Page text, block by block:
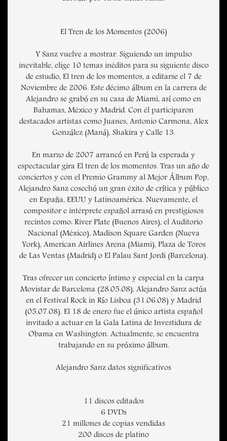
El Tren de los Momentos (2006)
Y Sanz vuelve a mostrar. Siguiendo un impulso
inevitable, elige 10 temas inéditos para su siguiente disco
de estudio, El tren de los momentos, a editarse el 7 de
Noviembre de 2006. Este décimo álbum en la carrera de
Alejandro se grabó en su casa de Miami, así como en
Bahamas, México y Madrid. Con él participaron
destacados artistas como Juanes, Antonio Carmona, Alex
González (Maná), Shakira y Calle 13.
En marzo de 2007 arrancó en Perú la esperada y
espectacular gira El tren de los momentos. Tras un año de
conciertos y con el Premio Grammy al Mejor Álbum Pop,
Alejandro Sanz cosechó un gran éxito de crítica y público
en España, EEUU y Latinoamérica. Nuevamente, el
compositor e intérprete español arrasó en prestigiosos
recintos como: River Plate (Buenos Aires), el Auditorio
Nacional (México), Madison Square Garden (Nueva
York), American Airlines Arena (Miami), Plaza de Toros
de Las Ventas (Madrid) o El Palau Sant Jordi (Barcelona).
Tras ofrecer un concierto íntimo y especial en la carpa
Movistar de Barcelona (28.05.08), Alejandro Sanz actúa
en el Festival Rock in Río Lisboa (31.06.08) y Madrid
(05.07.08). El 18 de enero fue el único artista español
invitado a actuar en la Gala Latina de Investidura de
Obama en Washington. Actualmente, se encuentra
trabajando en su próximo álbum.
Alejandro Sanz datos significativos
11 discos editados
6 DVDs
21 millones de copias vendidas
200 discos de platino